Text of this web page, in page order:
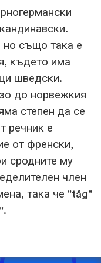
но също така е
където има
шведски.
до норвежкия
степен да се
речник е
от френски,
сродните му
член
така че "tåg"